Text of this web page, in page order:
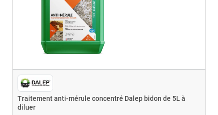
Traitement anti-mérule concentré Dalep bidon de 5L à
diluer